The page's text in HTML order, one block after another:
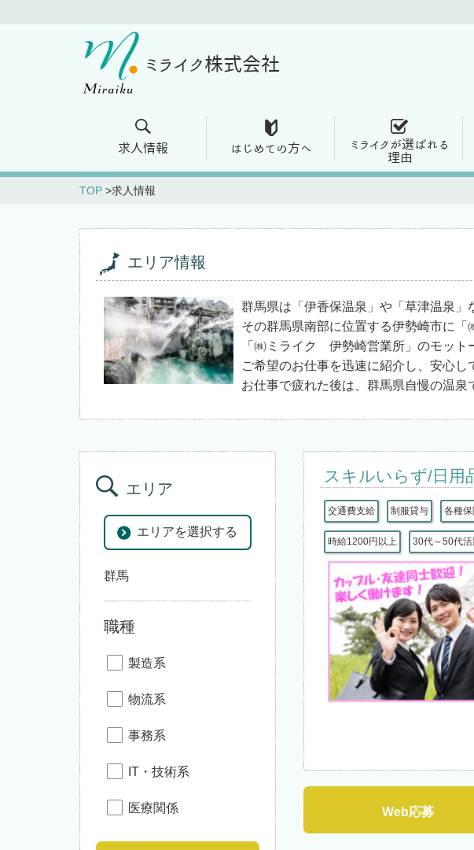
ミライク株式会社
求人情報 はじめての方へ
ミライクが選ばれる
理由
TOP 求人情報
エリア情報
群馬県は「伊香保温泉」や「草津温泉」
その群馬県南部に位置する伊勢崎市に
「㈱ミライク 伊勢崎営業所」のモット
ご希望のお仕事を迅速に紹介し、安心し
お仕事で疲れた後は、群馬県自慢の温泉
エリア
エリアを選択する
群馬
職種
製造系
物流系
事務系
IT・技術系
医療関係
スキルいらず/日用
交通費支給 制服貸与 各種
時給1200円以上 30代～50代活
Web応募